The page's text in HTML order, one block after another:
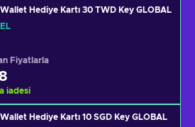
Hediye Kartı 30 TWD Key GLOBAL
Fiyatlarla
iadesi
Hediye Kartı 10 SGD Key GLOBAL